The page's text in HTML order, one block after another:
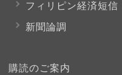
フィリピン経済短信
新聞論調
購読のご案内